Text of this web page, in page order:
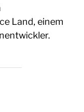
Land, einem